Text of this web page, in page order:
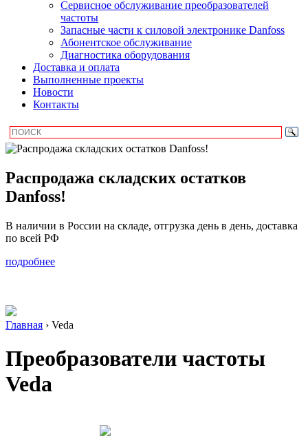
Сервисное обслуживание преобразователей
частоты
Запасные части к силовой электронике Danfoss
Абонентское обслуживание
Диагностика оборудования
Доставка и оплата
Выполненные проекты
Новости
Контакты
Распродажа складских остатков
Danfoss!
В наличии в России на складе, отгрузка день в день, доставка
по всей РФ
подробнее
Главная › Veda
Преобразователи частоты
Veda